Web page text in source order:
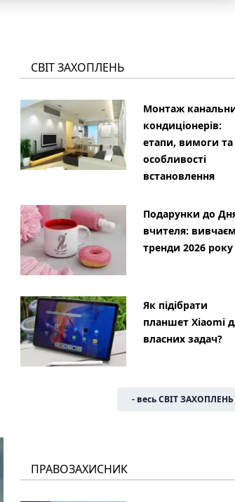
СВІТ ЗАХОПЛЕНЬ
Монтаж
кондиціонерів:
етапи, вимоги та
особливості
встановлення
Подарунки до
вчителя:
тренди 2026 року
Як підібрати
планшет Xiaomi
власних задач?
- весь СВІТ ЗАХОПЛЕНЬ
ПРАВОЗАХИСНИК